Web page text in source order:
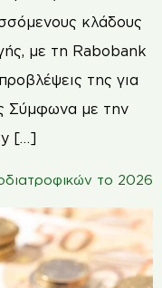
κλάδους
με τη Rabobank
της για
Σύμφωνα με την
[…]
το 2026